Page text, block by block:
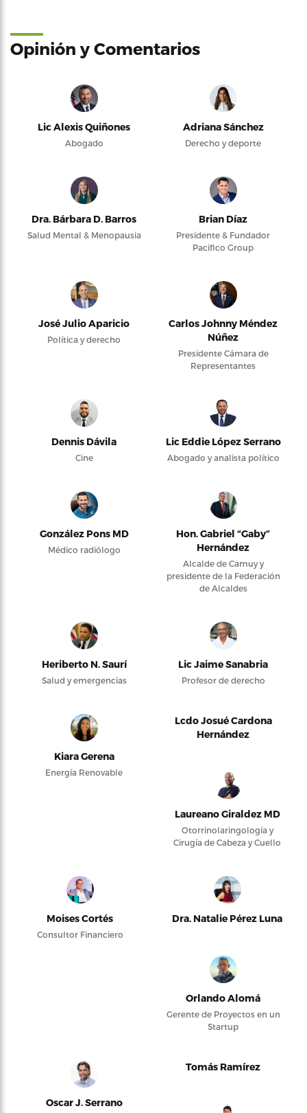
Opinión y Comentarios
Lic Alexis Quiñones
Abogado
Adriana Sánchez
Derecho y deporte
Dra. Bárbara D. Barros
Salud Mental & Menopausia
Brian Díaz
Presidente & Fundador
Pacifico Group
José Julio Aparicio
Política y derecho
Carlos Johnny Méndez
Núñez
Presidente Cámara de
Representantes
Dennis Dávila
Cine
Lic Eddie López Serrano
Abogado y analista político
González Pons MD
Médico radiólogo
Hon. Gabriel “Gaby”
Hernández
Alcalde de Camuy y
presidente de la Federación
de Alcaldes
Heriberto N. Saurí
Salud y emergencias
Lic Jaime Sanabria
Profesor de derecho
Kiara Gerena
Energía Renovable
Lcdo Josué Cardona
Hernández
Laureano Giraldez MD
Otorrinolaringología y
Cirugía de Cabeza y Cuello
Moises Cortés
Consultor Financiero
Dra. Natalie Pérez Luna
Orlando Alomá
Gerente de Proyectos en un
Startup
Oscar J. Serrano
Tomás Ramírez